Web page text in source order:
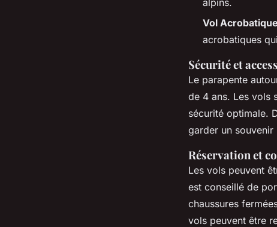
Vol Acrobatique
acrobatiques
Sécurité et
Le parapente
de 4 ans. Les vols
sécurité optimale.
garder un souvenir
Réservation et
Les vols peuvent
est conseillé de
chaussures
vols peuvent être